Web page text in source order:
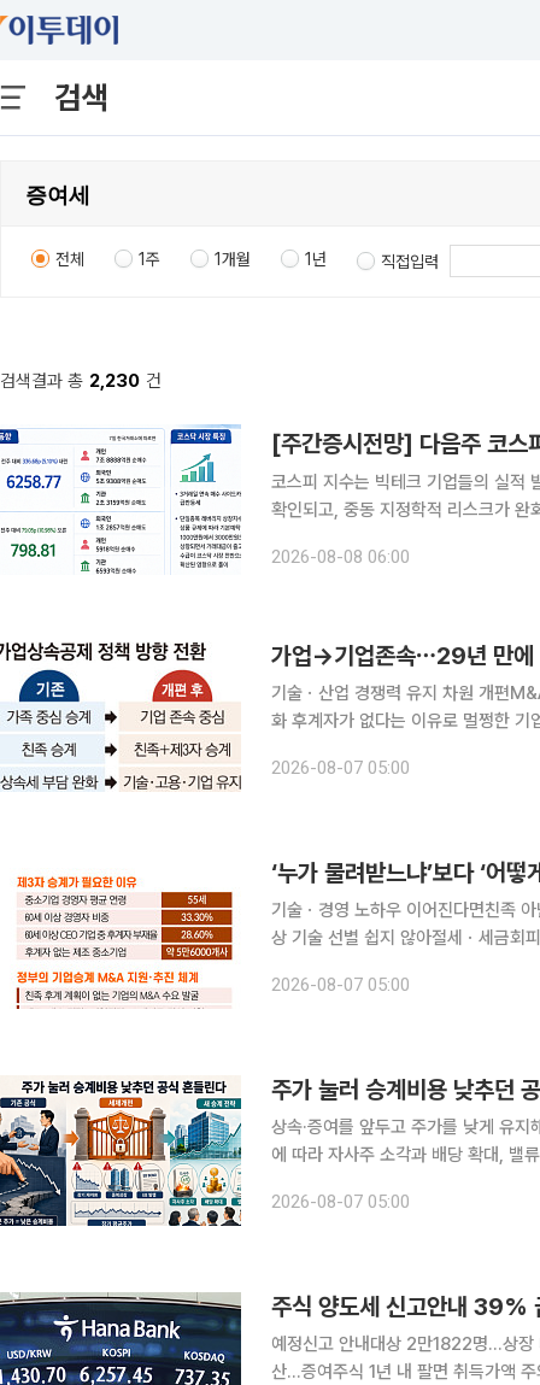
검색
전체 1주 1개월 1년 직접입력
검색결과 총 2,230 건
코스피 지수는 빅테크 기업들의 실적
확인되고, 중동 지정학적 리스크가
2026-08-08 06:00
가업→기업존속⋯29년 만에
기술ㆍ산업 경쟁력 유지 차원 개편
화 후계자가 없다는 이유로 멀쩡한 기업이 문을 닫고, 수십 년 쌓은 기술과 일자리까지 사라지는 ‘승
해온 가업 승계 세제를 기업 자체를
2026-08-07 05:00
‘누가 물려받느냐’보다 ‘어
기술ㆍ경영 노하우 이어진다면친족
상 기술 선별 쉽지 않아절세ㆍ세금회피 악용 차단 과제 가업승계 세
하며 기업을 존속시키는 데 초점을 맞
2026-08-07 05:00
상속·증여를 앞두고 주가를 낮게 유
에 따라 자사주 소각과 배당 확대, 밸
과 중복상장·교환사채(EB) 발행 후
2026-08-07 05:00
주식 양도세 신고안내 39%
예정신고 안내대상 2만1822명…상장
산…증여주식 1년 내 팔면 취득가액 주의 국내주식 양도차익에 해외주식 손실을 미리 반영해